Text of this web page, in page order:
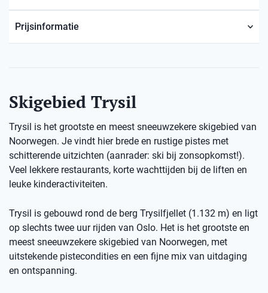
Prijsinformatie
Skigebied Trysil
Trysil is het grootste en meest sneeuwzekere skigebied van
Noorwegen. Je vindt hier brede en rustige pistes met
schitterende uitzichten (aanrader: ski bij zonsopkomst!).
Veel lekkere restaurants, korte wachttijden bij de liften en
leuke kinderactiviteiten.
Trysil is gebouwd rond de berg Trysilfjellet (1.132 m) en ligt
op slechts twee uur rijden van Oslo. Het is het grootste en
meest sneeuwzekere skigebied van Noorwegen, met
uitstekende pistecondities en een fijne mix van uitdaging
en ontspanning.